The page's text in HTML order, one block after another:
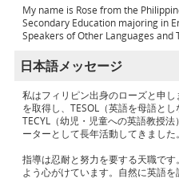
My name is Rose from the
Secondary Education majoring in
Speakers of Other Languages and
日本語メッセージ
私はフィリピン出身のローズと申し
を取得し、TESOL（英語を母語と
TECYL（幼児・児童への英語教授
ーターとして長年活動してきました。
指導は忍耐と努力を要する天職で
よう心がけています。自然に英語を